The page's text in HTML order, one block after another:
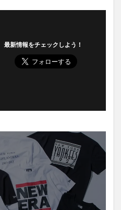
最新情報をチェックしよう！